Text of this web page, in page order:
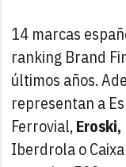
14 marcas
ranking Brand
últimos años.
representan a
Ferrovial,Eroski,
Iberdrola o